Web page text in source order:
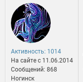
Активность: 1014
На сайте c 11.06.2014
Сообщений: 868
Ногинск